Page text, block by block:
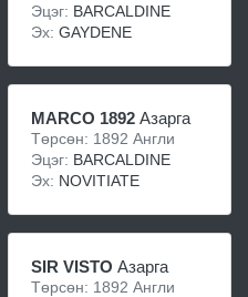
Эцэг: BARCALDINE
Эх: GAYDENE
MARCO 1892 Азарга
Төрсөн: 1892 Англи
Эцэг: BARCALDINE
Эх: NOVITIATE
SIR VISTO Азарга
Төрсөн: 1892 Англи